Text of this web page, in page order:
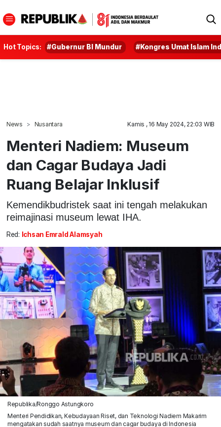
Hot Topics: #Gubernur BI Mundur #Kongres Umat Islam
News Nusantara Kamis , 16 May 2024, 22:03 WIB
Menteri Nadiem: Museum
dan Cagar Budaya Jadi
Ruang Belajar Inklusif
Kemendikbudristek saat ini tengah melakukan
reimajinasi museum lewat IHA.
Red: Ichsan Emrald Alamsyah
Republika/Ronggo Astungkoro
Menteri Pendidikan, Kebudayaan Riset, dan Teknologi Nadiem Makarim
mengatakan sudah saatnya museum dan cagar budaya di Indonesia